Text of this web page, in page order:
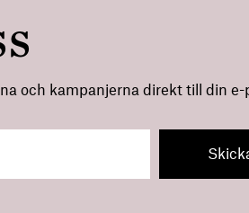
och kampanjerna direkt till din e-